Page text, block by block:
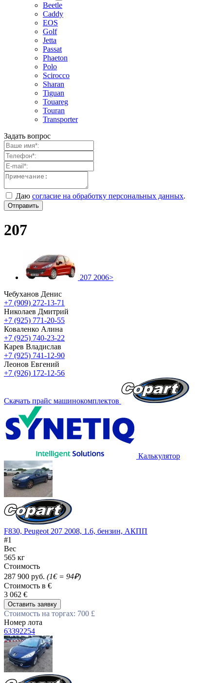
Beetle
Caddy
EOS
Golf
Jetta
Passat
Phaeton
Polo
Scirocco
Sharan
Tiguan
Touareg
Touran
Transporter
Задать вопрос
Даю согласие на обработку персональных данных.
Отправить
207
207 2006>
Чебуханов Денис
+7 (909) 272-13-71
Николаев Дмитрий
+7 (925) 771-20-55
Коваленко Алина
+7 (925) 740-23-22
Карев Владислав
+7 (925) 741-12-90
Леонов Евгений
+7 (926) 172-12-56
Скачать прайс машинокомплектов
Калькулятор
F830, Peugeot 207 2008, 1.6, бензин, АКПП
#1
Вес
565 кг
Стоимость
287 900 руб. (1€ = 94₽)
Стоимость в €
3 062 €
Оставить заявку
Стоимость на торгах: 700 £
Номер лота
63392254